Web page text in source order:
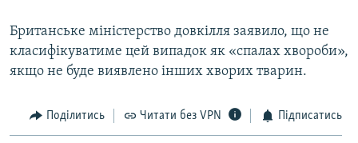
Британське міністерство довкілля заявило, що не
класифікуватиме цей випадок як «спалах хвороби»,
якщо не буде виявлено інших хворих тварин.
Поділитись Читати без VPN Підписатись